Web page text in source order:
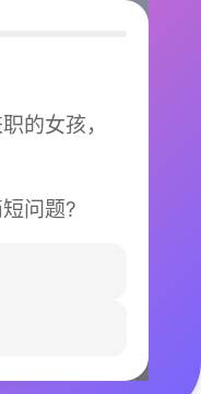
的女孩，
问题?
单
身边的TA